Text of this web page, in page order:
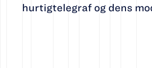
hurtigtelegraf og dens